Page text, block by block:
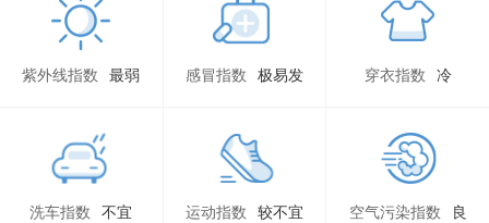
紫外线指数 最弱 感冒指数 极易发 穿衣指数 冷
洗车指数 不宜 运动指数 较不宜 空气污染指数 良